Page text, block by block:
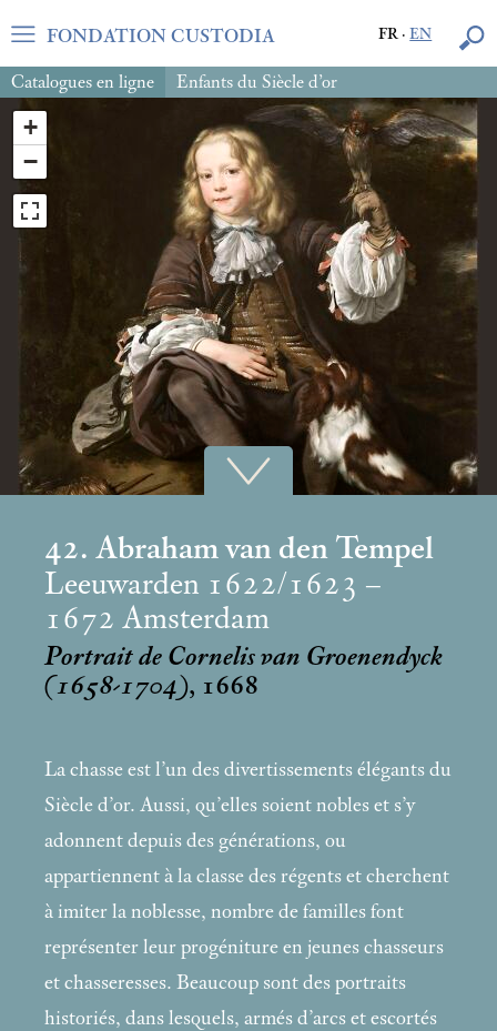
FR·EN
FONDATION CUSTODIA
Catalogues en ligne Enfants du Siècle d’or
+
−
42. Abraham van den Tempel
Leeuwarden 1622/1623 –
1672 Amsterdam
Portrait de Cornelis van Groenendyck
(1658-1704), 1668
La chasse est l’un des divertissements élégants du
Siècle d’or. Aussi, qu’elles soient nobles et s’y
adonnent depuis des générations, ou
appartiennent à la classe des régents et cherchent
à imiter la noblesse, nombre de familles font
représenter leur progéniture en jeunes chasseurs
et chasseresses. Beaucoup sont des portraits
historiés, dans lesquels, armés d’arcs et escortés